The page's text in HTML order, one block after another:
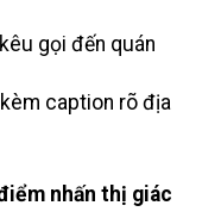
gọi đến quán
caption rõ địa
nhấn thị giác